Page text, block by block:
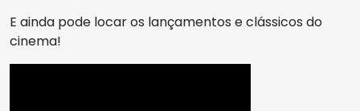
E ainda pode locar os lançamentos e clássicos do
cinema!